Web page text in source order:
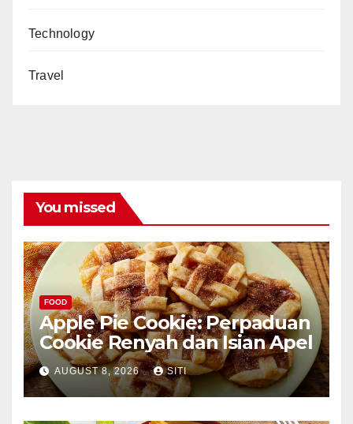
Technology
Travel
You missed
FOOD
Apple Pie Cookie: Perpaduan
Cookie Renyah dan Isian Apel
AUGUST 8, 2026 SITI